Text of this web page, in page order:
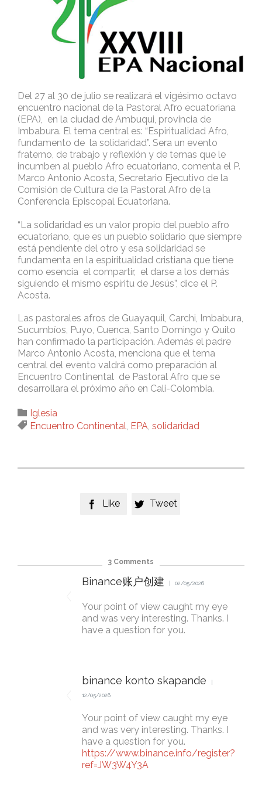
Del 27 al 30 de julio se realizará el vigésimo octavo
encuentro nacional de la Pastoral Afro ecuatoriana
(EPA), en la ciudad de Ambuqui, provincia de
Imbabura. El tema central es: “Espiritualidad Afro,
fundamento de la solidaridad”. Sera un evento
fraterno, de trabajo y reflexión y de temas que le
incumben al pueblo Afro ecuatoriano, comenta el P.
Marco Antonio Acosta, Secretario Ejecutivo de la
Comisión de Cultura de la Pastoral Afro de la
Conferencia Episcopal Ecuatoriana.
“La solidaridad es un valor propio del pueblo afro
ecuatoriano, que es un pueblo solidario que siempre
está pendiente del otro y esa solidaridad se
fundamenta en la espiritualidad cristiana que tiene
como esencia el compartir, el darse a los demás
siguiendo el mismo espíritu de Jesús”, dice el P.
Acosta.
Las pastorales afros de Guayaquil, Carchi, Imbabura,
Sucumbíos, Puyo, Cuenca, Santo Domingo y Quito
han confirmado la participación. Además el padre
Marco Antonio Acosta, menciona que el tema
central del evento valdrá como preparación al
Encuentro Continental de Pastoral Afro que se
desarrollara el próximo año en Cali-Colombia.
 Category
Iglesia
 Tags
Encuentro Continental EPA solidaridad
 Like  Tweet
3 Comments
Binance账户创建 02/05/2026
Your point of view caught my eye
and was very interesting. Thanks. I
have a question for you.
binance konto skapande
12/05/2026
Your point of view caught my eye
and was very interesting. Thanks. I
have a question for you.
https://www.binance.info/register?
ref=JW3W4Y3A